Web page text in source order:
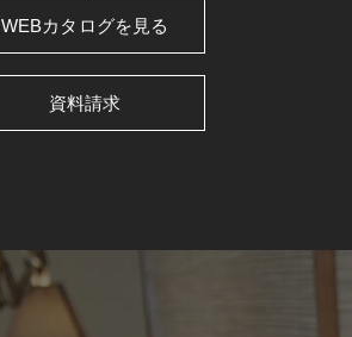
WEBカタログを見る
資料請求